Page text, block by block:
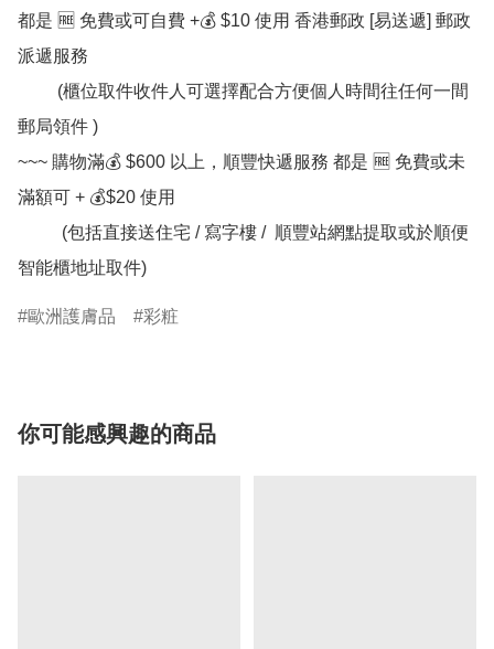
都是 🆓 免費或可自費 +💰 $10 使用 香港郵政 [易送遞] 郵政
派遞服務
郵局領件 )
~~~ 購物滿💰 $600 以上，順豐快遞服務 都是 🆓 免費或未
滿額可 + 💰$20 使用
歐洲護膚品 彩粧
你可能感興趣的商品